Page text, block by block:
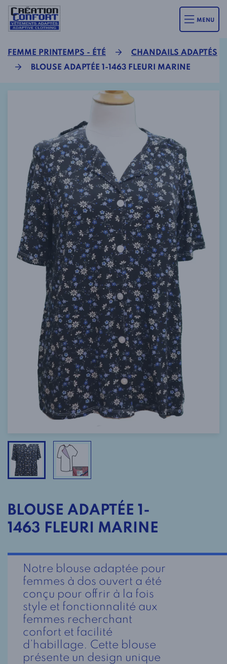
MENU
FEMME PRINTEMPS - ÉTÉ
CHANDAILS ADAPTÉS
BLOUSE ADAPTÉE 1-1463 FLEURI MARINE
BLOUSE ADAPTÉE 1-
1463 FLEURI MARINE
Notre blouse adaptée pour
femmes à dos ouvert a été
conçu pour offrir à la fois
style et fonctionnalité aux
femmes recherchant
confort et facilité
d’habillage. Cette blouse
présente un design unique